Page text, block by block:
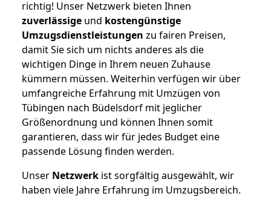
richtig! Unser Netzwerk bieten Ihnen
zuverlässige und kostengünstige
Umzugsdienstleistungen zu fairen Preisen,
damit Sie sich um nichts anderes als die
wichtigen Dinge in Ihrem neuen Zuhause
kümmern müssen. Weiterhin verfügen wir über
umfangreiche Erfahrung mit Umzügen von
Tübingen nach Büdelsdorf mit jeglicher
Größenordnung und können Ihnen somit
garantieren, dass wir für jedes Budget eine
passende Lösung finden werden.
Unser Netzwerk ist sorgfältig ausgewählt, wir
haben viele Jahre Erfahrung im Umzugsbereich.